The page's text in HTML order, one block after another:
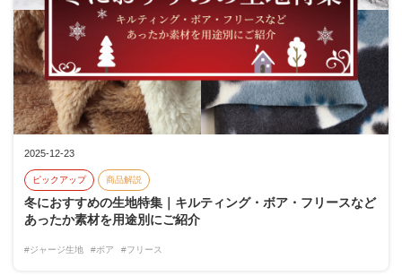
2025-12-23
ピックアップ 商品解説
冬におすすめの生地特集｜キルティング・ボア・フリースなど
あったか素材を用途別にご紹介
#ジャージ生地 #ボア #フリース